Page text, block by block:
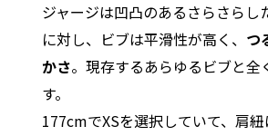
ジャージは凹凸のあるさらさらし
に対し、ビブは平滑性が高く、 つ
かさ。現存するあらゆるビブと全
す。
177cmでXSを選択していて、肩